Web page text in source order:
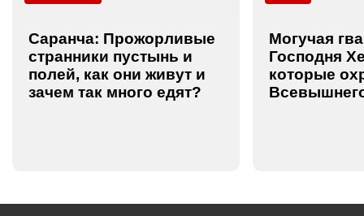
Саранча: Прожорливые
странники пустынь и
полей, как они живут и
зачем так много едят?
Могучая
Господня
которые